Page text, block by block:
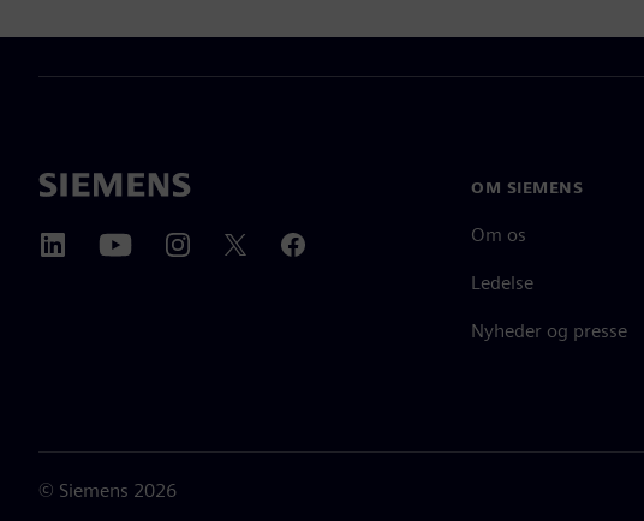
OM SIEMENS
Om os
Ledelse
Nyheder og presse
© Siemens 2026